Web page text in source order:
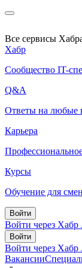
Все сервисы
Хабр
Сообщество IT-
Q&A
Ответы на любые
Карьера
Курсы
Обучение для
Войти
Войти через Хабр
Войти
Войти через Хабр
Вакансии